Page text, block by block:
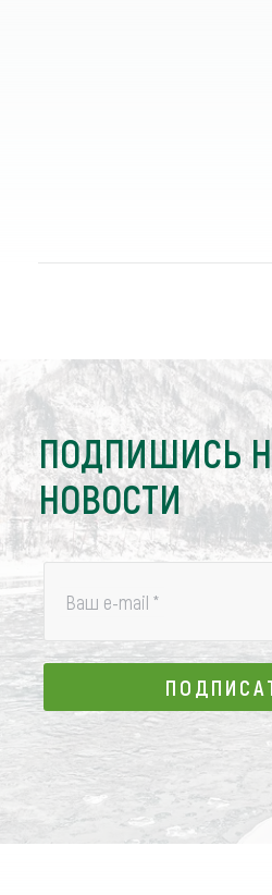
ПОДПИШИСЬ
НОВОСТИ
Ваш e-mail *